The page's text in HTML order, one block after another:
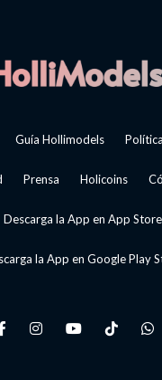
Guía Hollimodels
Prensa Holicoins
Descarga la App en App Store
la App en Google Play